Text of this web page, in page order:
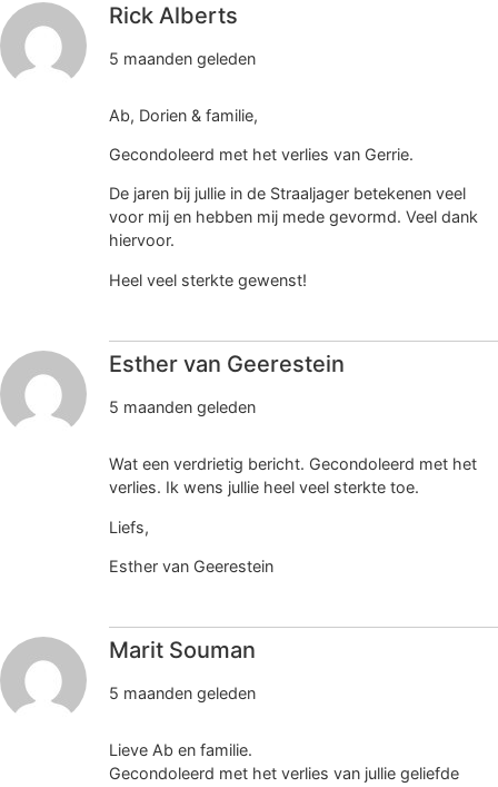
Rick Alberts
5 maanden geleden
Ab, Dorien & familie,
Gecondoleerd met het verlies van Gerrie.
De jaren bij jullie in de Straaljager betekenen veel
voor mij en hebben mij mede gevormd. Veel dank
hiervoor.
Heel veel sterkte gewenst!
Esther van Geerestein
5 maanden geleden
Wat een verdrietig bericht. Gecondoleerd met het
verlies. Ik wens jullie heel veel sterkte toe.
Liefs,
Esther van Geerestein
Marit Souman
5 maanden geleden
Lieve Ab en familie.
Gecondoleerd met het verlies van jullie geliefde